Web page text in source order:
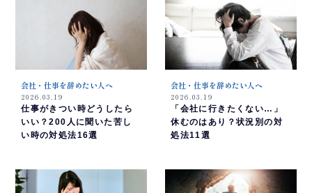
会社・仕事を辞めたい人へ
2026.03.19
仕事がきつい時どうしたら
いい？200人に聞いた苦し
い時の対処法16選
会社・仕事を辞めたい人へ
2026.03.19
「会社に行きたくない…」
休むのはあり？状況別の対
処法11選